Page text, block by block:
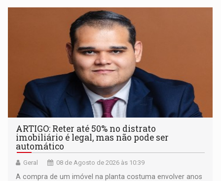
ARTIGO: Reter até 50% no distrato
imobiliário é legal, mas não pode ser
automático
Geral 08 de Agosto de 2026 às 10:39
A compra de um imóvel na planta costuma envolver anos